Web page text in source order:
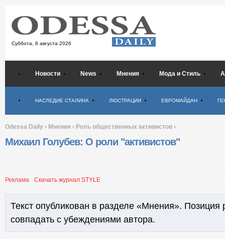
Суббота, 8 августа 2026
Новости News Мнения Мода и Стиль
НАСЛЕДИЕ СТАЛИНА ЛЮСТРАЦИИ ЕВРОМАЙДАН
Odessa Daily › Мнения › Роль общественных активистов ›
Михаил Голубев: О роли "активистов"
Реклама Скачать журнал STYLE
Текст опубликован в разделе «Мнения». Позиция
совпадать с убеждениями автора.